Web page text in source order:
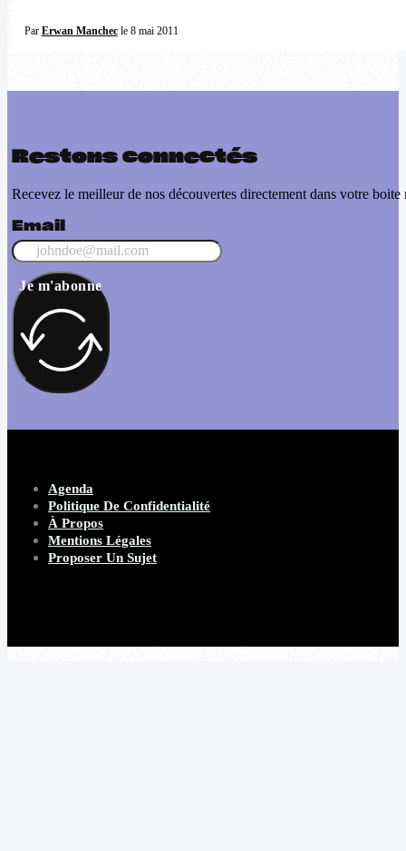
Par Erwan Manchecle 8 mai 2011
Restons connectés
Recevez le meilleur de nos découvertes directement dans votre boite
Email
Je m'abonne
Agenda
Politique De Confidentialité
À Propos
Mentions Légales
Proposer Un Sujet